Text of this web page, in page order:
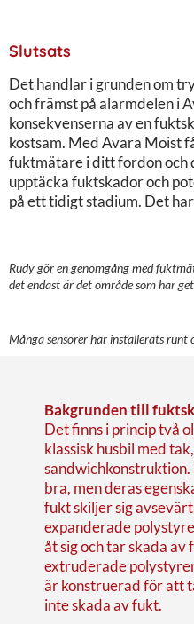
Slutsats
Det handlar i grunden om
och främst på alarmdelen i
konsekvenserna av en
kostsam. Med Avara Moist
fuktmätare i ditt fordon
upptäcka fuktskador och
på ett tidigt stadium. Det
Rudy gör en genomgång med
det endast är det område som har
Många sensorer har installerats runt
Bakgrunden till
Det finns i princip två
klassisk husbil med
sandwichkonstruktion.
bra, men deras
fukt skiljer sig
expanderade
åt sig och tar skada
extruderade
är konstruerad för att
inte skada av fukt.